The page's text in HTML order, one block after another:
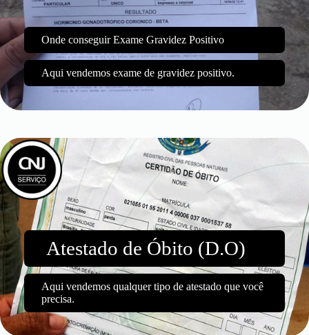
Onde conseguir Exame Gravidez Positivo
Aqui vendemos exame de gravidez positivo.
Atestado de Óbito (D.O)
Aqui vendemos qualquer tipo de atestado que você
precisa.